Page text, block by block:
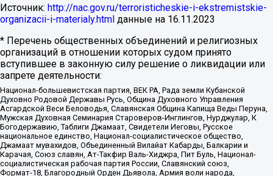
Источник: http://nac.gov.ru/terroristicheskie-i-ekstremistskie-
organizacii-i-materialy.html данные на 16.11.2023
* Перечень общественных объединений и религиозных
организаций в отношении которых судом принято
вступившее в законную силу решение о ликвидации или
запрете деятельности:
Национал-большевистская партия, ВЕК РА, Рада земли Кубанской
Духовно Родовой Державы Русь, Община Духовного Управления
Асгардской Веси Беловодья, Славянская Община Капища Веды Перуна,
Мужская Духовная Семинария Староверов-Инглингов, Нурджулар, К
Богодержавию, Таблиги Джамаат, Свидетели Иеговы, Русское
национальное единство, Национал-социалистическое общество,
Джамаат мувахидов, Объединенный Вилайат Кабарды, Балкарии и
Карачая, Союз славян, Ат-Такфир Валь-Хиджра, Пит Буль, Национал-
социалистическая рабочая партия России, Славянский союз,
Формат-18, Благородный Орден Дьявола, Армия воли народа,